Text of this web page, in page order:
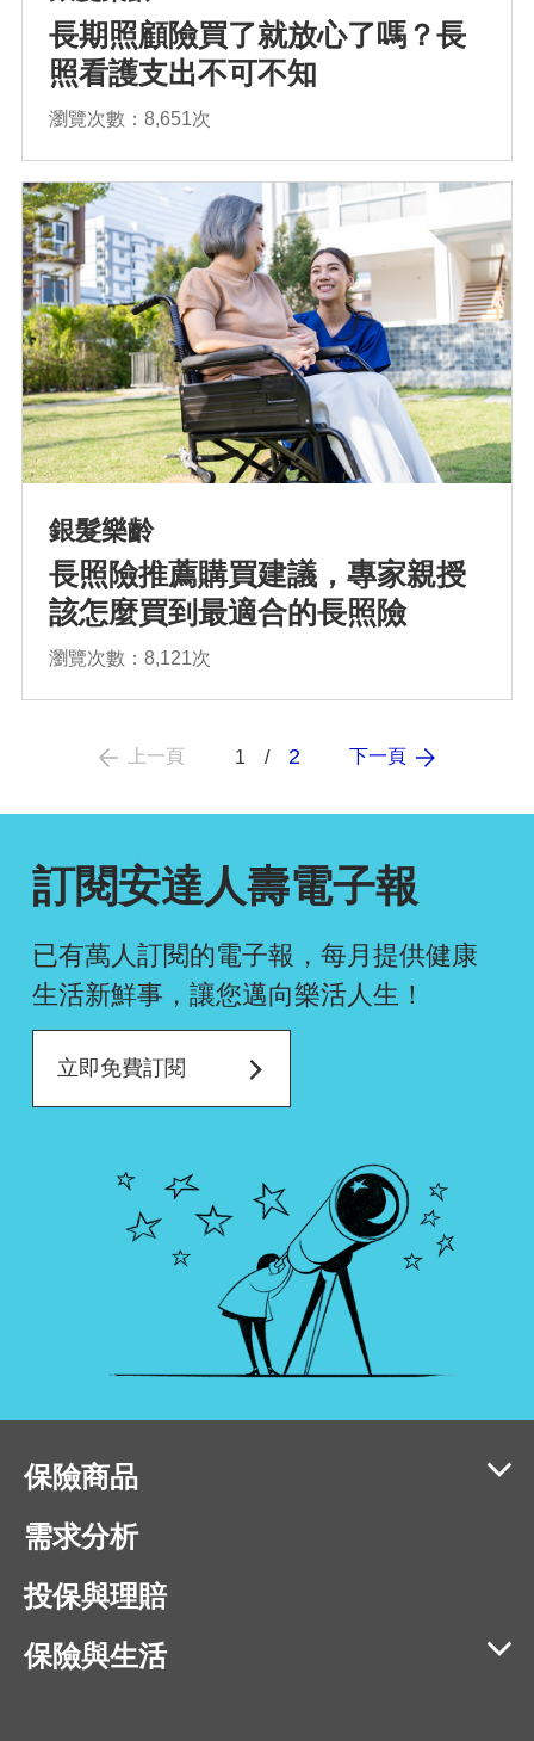
長期照顧險買了就放心了嗎？長
照看護支出不可不知
瀏覽次數：8,651次
銀髮樂齡
長照險推薦購買建議，專家親授
該怎麼買到最適合的長照險
瀏覽次數：8,121次
上一頁 1 2 下一頁
訂閱安達人壽電子報
已有萬人訂閱的電子報，每月提供健康
生活新鮮事， 讓您邁向樂活人生！
立即免費訂閱
保險商品
需求分析
投保與理賠
保險與生活
依瀏覽人數多至少
確認排序